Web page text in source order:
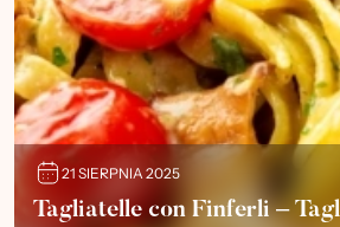
21 SIERPNIA 2025
Tagliatelle con Finferli –